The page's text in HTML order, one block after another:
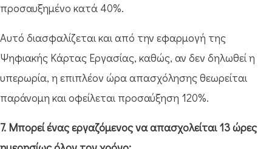
προσαυξημένο κατά 40%.
Αυτό διασφαλίζεται και από την εφαρμογή της
Ψηφιακής Κάρτας Εργασίας, καθώς, αν δεν δηλωθεί η
υπερωρία, η επιπλέον ώρα απασχόλησης θεωρείται
παράνομη και οφείλεται προσαύξηση 120%.
7. Μπορεί ένας εργαζόμενος να απασχολείται 13 ώρες